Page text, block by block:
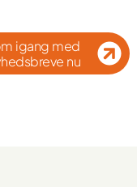
igang med
nu